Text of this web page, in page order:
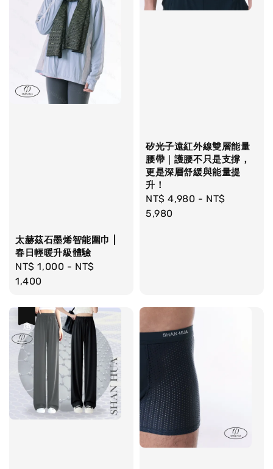
太赫茲石墨烯智能圍巾 |
春日輕暖升級體驗
Regular
price
NT$ 1,000 - NT$
1,400
矽光子遠紅外線雙層能量
腰帶｜護腰不只是支撐，
更是深層舒緩與能量提
升！
Regular
price
NT$ 4,980 - NT$
5,980